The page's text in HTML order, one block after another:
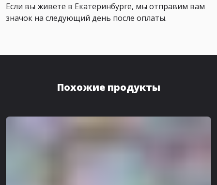
Если вы живете в Екатеринбурге, мы отправим вам
значок на следующий день после оплаты.
Похожие продукты